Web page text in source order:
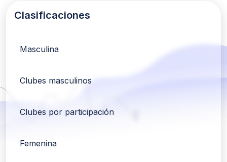
Clasificaciones
Masculina
Clubes masculinos
Clubes por participación
Femenina